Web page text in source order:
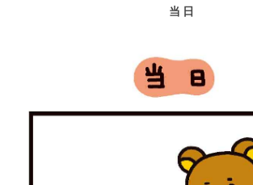
当 日